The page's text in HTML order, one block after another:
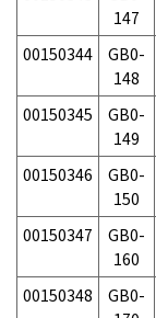
147
00150344
GB0-
148
00150345
GB0-
149
00150346
GB0-
150
00150347
GB0-
160
00150348
GB0-